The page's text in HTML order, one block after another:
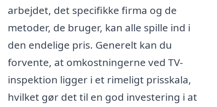
arbejdet, det specifikke firma og de
metoder, de bruger, kan alle spille ind i
den endelige pris. Generelt kan du
forvente, at omkostningerne ved TV-
inspektion ligger i et rimeligt prisskala,
hvilket gør det til en god investering i at